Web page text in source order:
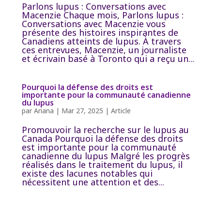
Parlons lupus : Conversations avec
Macenzie Chaque mois, Parlons lupus :
Conversations avec Macenzie vous
présente des histoires inspirantes de
Canadiens atteints de lupus. À travers
ces entrevues, Macenzie, un journaliste
et écrivain basé à Toronto qui a reçu un...
Pourquoi la défense des droits est
importante pour la communauté canadienne
du lupus
par Ariana | Mar 27, 2025 | Article
Promouvoir la recherche sur le lupus au
Canada Pourquoi la défense des droits
est importante pour la communauté
canadienne du lupus Malgré les progrès
réalisés dans le traitement du lupus, il
existe des lacunes notables qui
nécessitent une attention et des...